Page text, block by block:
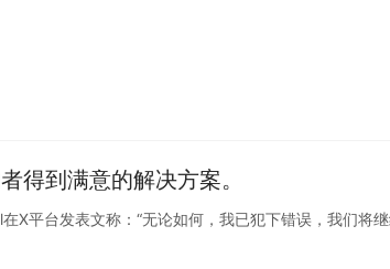
得到满意的解决方案。
X平台发表文称：“无论如何，我已犯下错误，我们将